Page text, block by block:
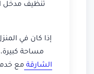
تنظيف مدخل
إذا كان في
مساحة
الشارقة مع